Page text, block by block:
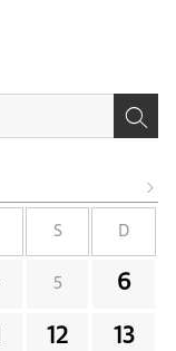
S D
5 6
12 13